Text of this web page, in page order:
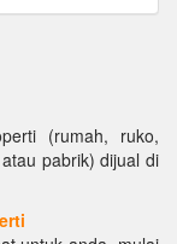
(rumah, ruko,
pabrik) dijual di